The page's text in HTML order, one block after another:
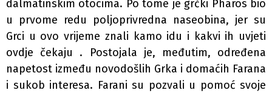
dalmatinskim otocima. Po tome je grčki Pharos bio
u prvome redu poljoprivredna naseobina, jer su
Grci u ovo vrijeme znali kamo idu i kakvi ih uvjeti
ovdje čekaju . Postojala je, međutim, određena
napetost između novodošlih Grka i domaćih Farana
i sukob interesa. Farani su pozvali u pomoć svoje